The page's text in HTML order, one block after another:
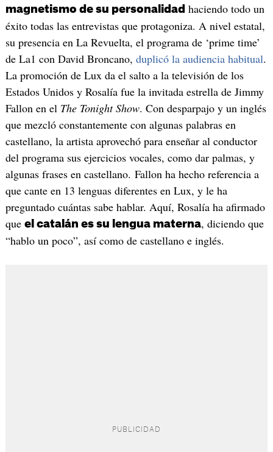
magnetismo de su personalidad haciendo todo un
éxito todas las entrevistas que protagoniza. A nivel estatal,
su presencia en La Revuelta, el programa de ‘prime time’
de La1 con David Broncano, duplicó la audiencia habitual.
La promoción de Lux da el salto a la televisión de los
Estados Unidos y Rosalía fue la invitada estrella de Jimmy
Fallon en el The Tonight Show. Con desparpajo y un inglés
que mezcló constantemente con algunas palabras en
castellano, la artista aprovechó para enseñar al conductor
del programa sus ejercicios vocales, como dar palmas, y
algunas frases en castellano. Fallon ha hecho referencia a
que cante en 13 lenguas diferentes en Lux, y le ha
preguntado cuántas sabe hablar. Aquí, Rosalía ha afirmado
que el catalán es su lengua materna, diciendo que
“hablo un poco”, así como de castellano e inglés.